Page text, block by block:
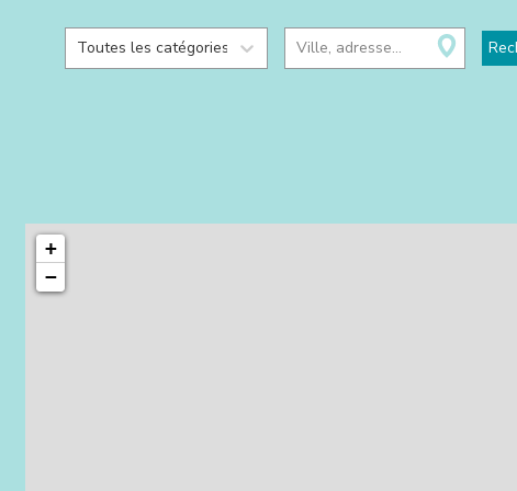
Toutes les catégories Ville, adresse...
+
−